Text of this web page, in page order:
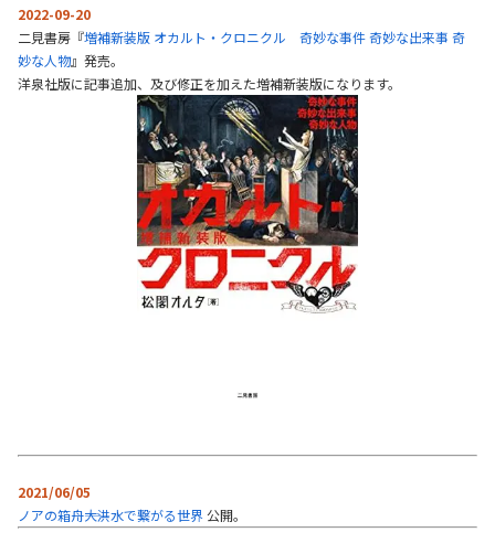
2022-09-20
二見書房『増補新装版 オカルト・クロニクル 奇妙な事件 奇妙な出来事 奇
妙な人物』発売。
洋泉社版に記事追加、及び修正を加えた増補新装版になります。
2021/06/05
ノアの箱舟――大洪水で繋がる世界公開。